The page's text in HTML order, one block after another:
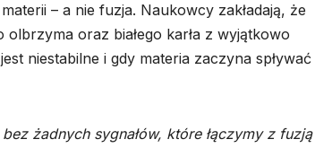
– a nie fuzja. Naukowcy zakładają, że
oraz białego karła z wyjątkowo
niestabilne i gdy materia zaczyna spływać
żadnych sygnałów, które łączymy z fuzją